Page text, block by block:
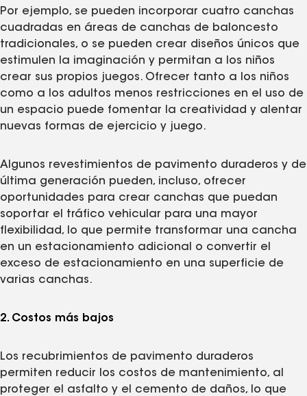
Por ejemplo, se pueden incorporar cuatro canchas
cuadradas en áreas de canchas de baloncesto
tradicionales, o se pueden crear diseños únicos que
estimulen la imaginación y permitan a los niños
crear sus propios juegos. Ofrecer tanto a los niños
como a los adultos menos restricciones en el uso de
un espacio puede fomentar la creatividad y alentar
nuevas formas de ejercicio y juego.
Algunos revestimientos de pavimento duraderos y de
última generación pueden, incluso, ofrecer
oportunidades para crear canchas que puedan
soportar el tráfico vehicular para una mayor
flexibilidad, lo que permite transformar una cancha
en un estacionamiento adicional o convertir el
exceso de estacionamiento en una superficie de
varias canchas.
2. Costos más bajos
Los recubrimientos de pavimento duraderos
permiten reducir los costos de mantenimiento, al
proteger el asfalto y el cemento de daños, lo que